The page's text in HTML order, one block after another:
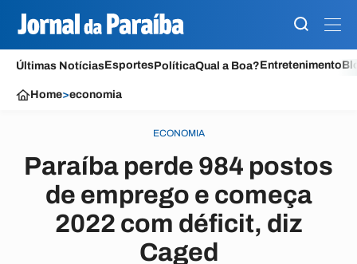
Últimas NotíciasEsportesPolíticaQual a Boa?Entretenimento
Home>economia
ECONOMIA
Paraíba perde 984 postos
de emprego e começa
2022 com déficit, diz
Caged